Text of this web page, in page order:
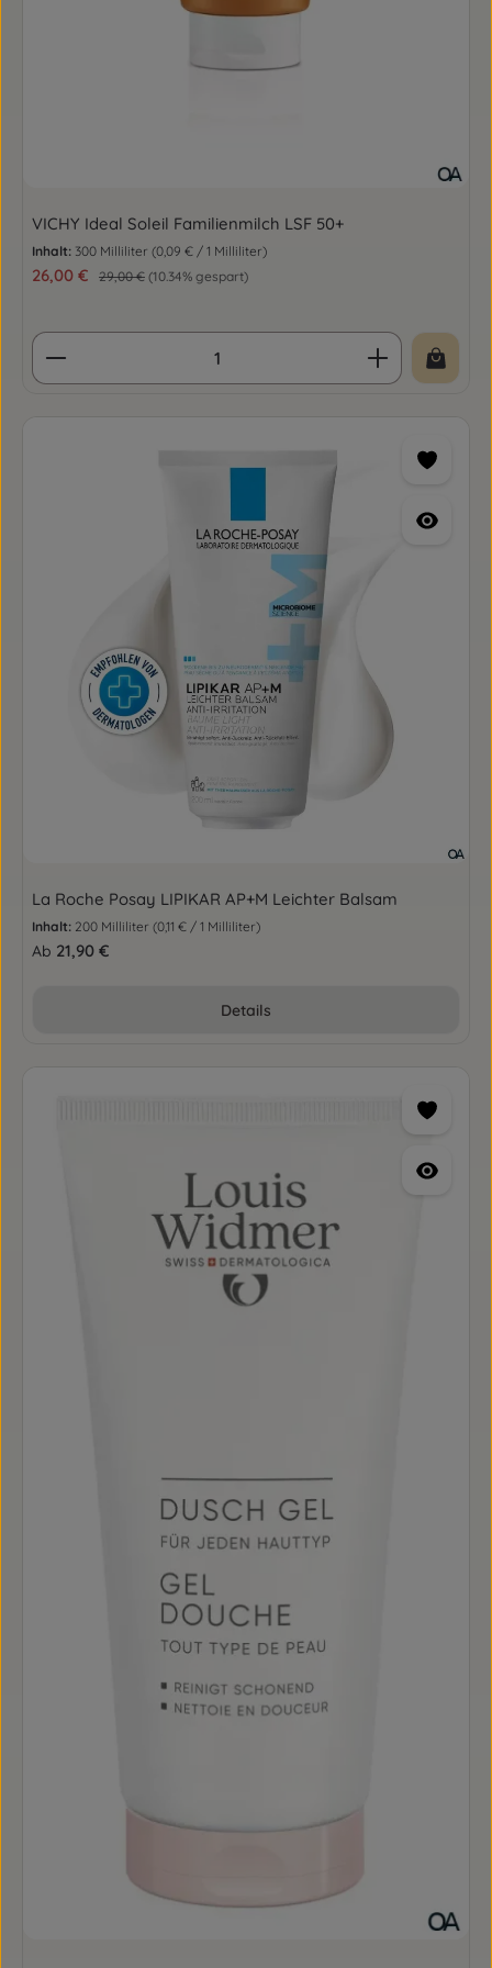
VICHY Ideal Soleil Familienmilch LSF 50+
Inhalt: 300 Milliliter (0,09 € / 1 Milliliter)
Verkaufspreis:
26,00 € Regulärer Preis:
29,00 € (10.34% gespart)
Produkt Anzahl: Gib den gewünschten Wert
La Roche Posay LIPIKAR AP+M Leichter Balsam
Inhalt: 200 Milliliter (0,11 € / 1 Milliliter)
Regulärer Preis:
Ab 21,90 €
Details